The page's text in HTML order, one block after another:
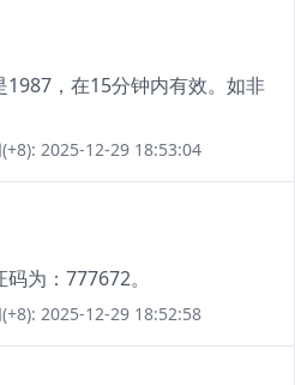
1987，在15分钟内有效。如非
2025-12-29 18:53:04
为：777672。
2025-12-29 18:52:58